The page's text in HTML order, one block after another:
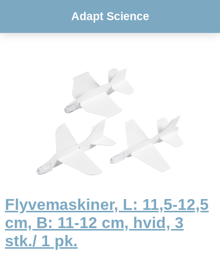
Adapt Science
Flyvemaskiner, L: 11,5-12,5
cm, B: 11-12 cm, hvid, 3
stk./ 1 pk.